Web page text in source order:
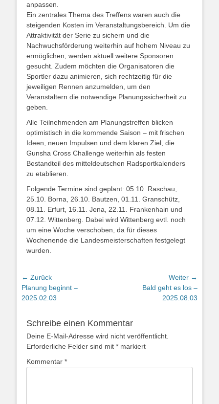
anpassen.
Ein zentrales Thema des Treffens waren auch die
steigenden Kosten im Veranstaltungsbereich. Um die
Attraktivität der Serie zu sichern und die
Nachwuchsförderung weiterhin auf hohem Niveau zu
ermöglichen, werden aktuell weitere Sponsoren
gesucht. Zudem möchten die Organisatoren die
Sportler dazu animieren, sich rechtzeitig für die
jeweiligen Rennen anzumelden, um den
Veranstaltern die notwendige Planungssicherheit zu
geben.
Alle Teilnehmenden am Planungstreffen blicken
optimistisch in die kommende Saison – mit frischen
Ideen, neuen Impulsen und dem klaren Ziel, die
Gunsha Cross Challenge weiterhin als festen
Bestandteil des mitteldeutschen Radsportkalenders
zu etablieren.
Folgende Termine sind geplant: 05.10. Raschau,
25.10. Borna, 26.10. Bautzen, 01.11. Granschütz,
08.11. Erfurt, 16.11. Jena, 22.11. Frankenhain und
07.12. Wittenberg. Dabei wird Wittenberg evtl. noch
um eine Woche verschoben, da für dieses
Wochenende die Landesmeisterschaften festgelegt
wurden.
← Zurück
Vorhergehender
Beitrag:
Planung beginnt –
2025.02.03
Weiter →
Bald geht es los –
2025.08.03
Schreibe einen Kommentar
Deine E-Mail-Adresse wird nicht veröffentlicht.
Erforderliche Felder sind mit * markiert
Kommentar *